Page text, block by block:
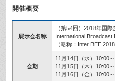
開催概要
展示会名称
（第54回）2018年国
International Broadcast
（略称：Inter BEE 2018
会期
11月14日（水）10:00
11月15日（木）10:00
11月16日（金）10:00